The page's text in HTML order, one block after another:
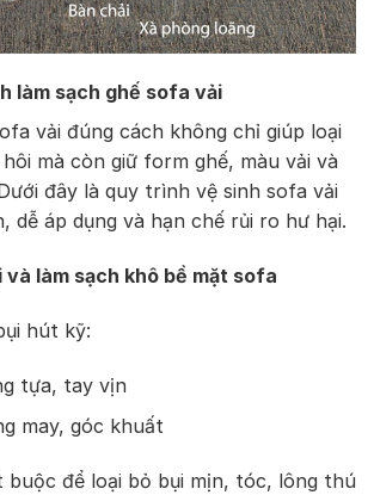
làm sạch ghế sofa vải
vải đúng cách không chỉ giúp loại
mà còn giữ form ghế, màu vải và
đây là quy trình vệ sinh sofa vải
dễ áp dụng và hạn chế rủi ro hư hại.
và làm sạch khô bề mặt sofa
hút kỹ:
tựa, tay vịn
may, góc khuất
để loại bỏ bụi mịn, tóc, lông thú